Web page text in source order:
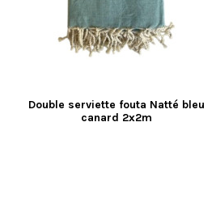
Double serviette fouta Natté bleu
canard 2x2m